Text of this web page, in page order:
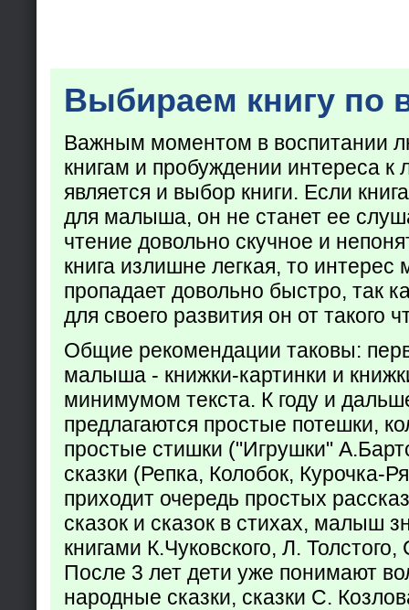
Выбираем книгу по
Важным моментом в воспитании
книгам и пробуждении интереса к
является и выбор книги. Если
для малыша, он не станет ее
чтение довольно скучное и
книга излишне легкая, то
пропадает довольно быстро, так
для своего развития он от такого
Общие рекомендации таковы:
малыша - книжки-картинки и
минимумом текста. К году и
предлагаются простые потешки,
простые стишки ("Игрушки"
сказки (Репка, Колобок, Курочка-
приходит очередь простых
сказок и сказок в стихах, малыш
книгами К.Чуковского, Л.
После 3 лет дети уже понимают
народные сказки, сказки С.